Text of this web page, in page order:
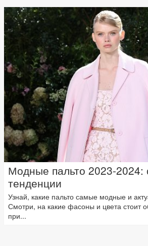
Модные пальто 2023-2024:
тенденции
Узнай, какие пальто самые модные и
Смотри, на какие фасоны и цвета стоит
при...